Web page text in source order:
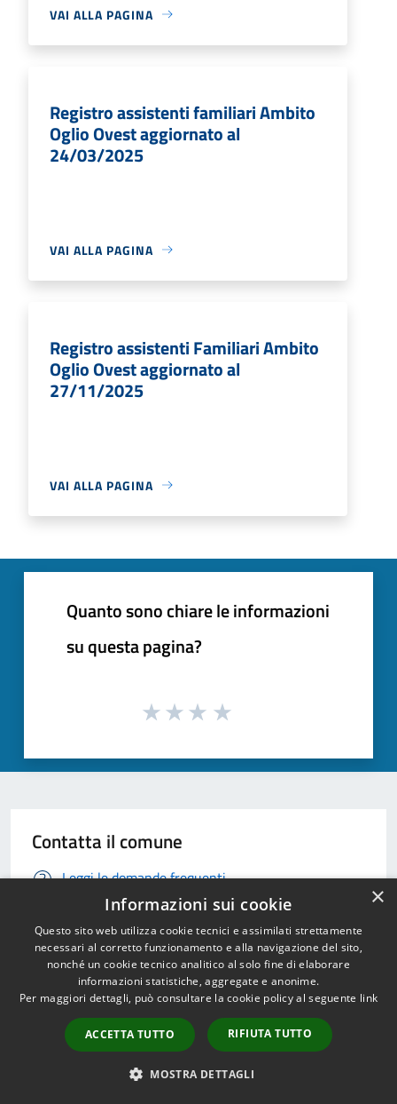
VAI ALLA PAGINA
Registro assistenti familiari Ambito
Oglio Ovest aggiornato al
24/03/2025
VAI ALLA PAGINA
Registro assistenti Familiari Ambito
Oglio Ovest aggiornato al
27/11/2025
VAI ALLA PAGINA
Quanto sono chiare le informazioni
su questa pagina?
Contatta il comune
Leggi le domande frequenti
Richiedi Assistenza
Chiama il comune 03070081
Prenota un appuntamento
Problemi in città
Segnala disservizio
×
Informazioni sui cookie
Questo sito web utilizza cookie tecnici e assimilati strettamente
necessari al corretto funzionamento e alla navigazione del sito,
nonché un cookie tecnico analitico al solo fine di elaborare
informazioni statistiche, aggregate e anonime.
Per maggiori dettagli, può consultare la cookie policy al seguente link
ACCETTA TUTTO RIFIUTA TUTTO
MOSTRA DETTAGLI